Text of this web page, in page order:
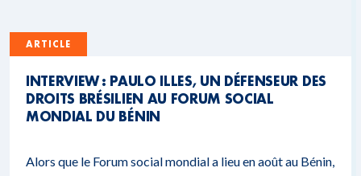
ARTICLE
INTERVIEW : PAULO ILLES, UN DÉFENSEUR DES
DROITS BRÉSILIEN AU FORUM SOCIAL
MONDIAL DU BÉNIN
Alors que le Forum social mondial a lieu en août au Bénin,